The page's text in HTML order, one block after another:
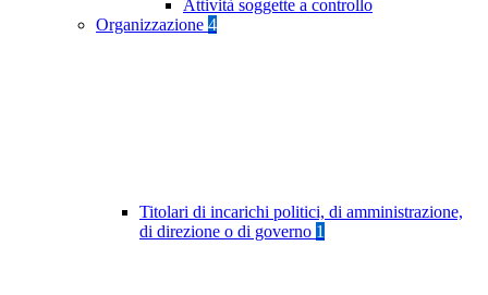
Attività soggette a controllo
Organizzazione 4
Titolari di incarichi politici, di amministrazione,
di direzione o di governo 1